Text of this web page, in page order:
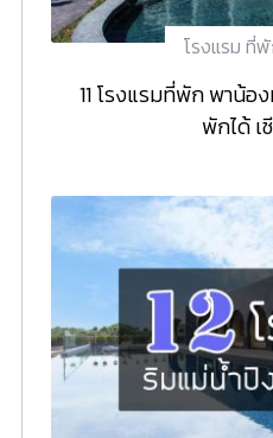
โรงแรม ที่
11 โรงแรมที่พัก พาน้อ
พักได้ เ